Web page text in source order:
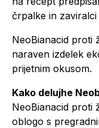
črpalke in zaviralci
NeoBianacid proti
naraven izdelek
prijetnim okusom.
Kako delujhe
NeoBianacid proti
oblogo s